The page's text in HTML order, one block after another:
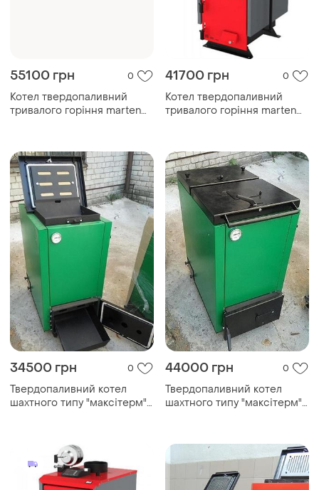
55100 грн 0
Котел твердопаливний
тривалого горіння marten
41700 грн 0
Котел твердопаливний
тривалого горіння marten
34500 грн 0
Твердопаливний котел
шахтного типу "максітерм"
44000 грн 0
Твердопаливний котел
шахтного типу "максітерм"